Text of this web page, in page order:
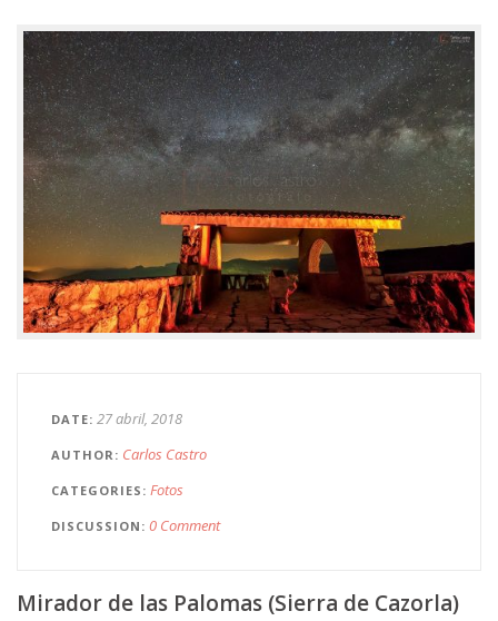
DATE 27 abril, 2018
AUTHOR Carlos Castro
CATEGORIES Fotos
DISCUSSION 0 Comment
Mirador de las Palomas (Sierra de Cazorla)